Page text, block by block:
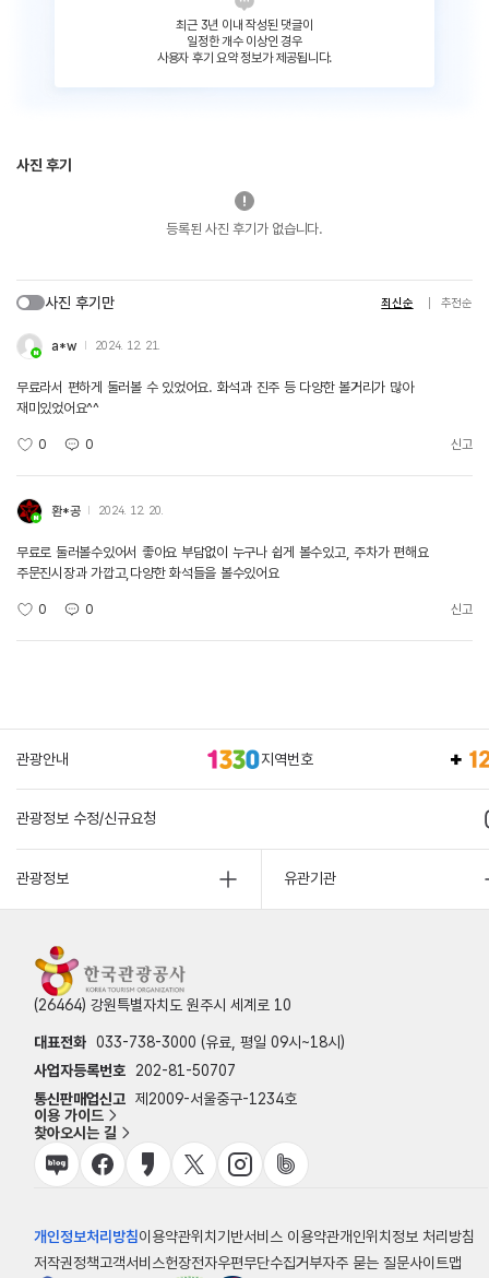
최근 3년 이내 작성된 댓글이
일정한 개수 이상인 경우
사용자 후기 요약 정보가 제공됩니다.
사진 후기
등록된 사진 후기가 없습니다.
사진 후기만 최신순 추천순
a*w 2024. 12. 21.
무료라서 편하게 둘러볼 수 있었어요. 화석과 진주 등 다양한 볼거리가 많아
재미있었어요^^
0 0 신고
환*공 2024. 12. 20.
무료로 둘러볼수있어서 좋아요 부담없이 누구나 쉽게 볼수있고, 주차가 편해요
주문진시장과 가깝고,다양한 화석들을 볼수있어요
0 0 신고
관광안내 지역번호
관광정보 수정/신규요청
관광정보 유관기관
(26464) 강원특별자치도 원주시 세계로 10
대표전화 033-738-3000 (유료, 평일 09시~18시)
사업자등록번호
202-81-50707
통신판매업신고 제2009-서울중구-1234호
이용 가이드
찾아오시는 길
개인정보처리방침이용약관위치기반서비스 이용약관개인위치정보 처리방침
저작권정책고객서비스헌장전자우편무단수집거부자주 묻는 질문사이트맵